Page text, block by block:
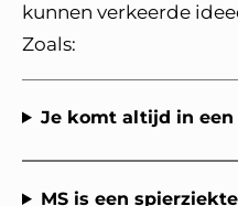
kunnen verkeerde
Zoals:
Je komt altijd in
MS is een